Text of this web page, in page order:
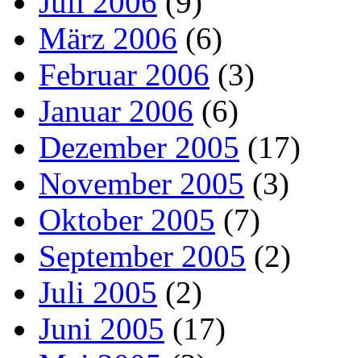
März 2006 (6)
Februar 2006 (3)
Januar 2006 (6)
Dezember 2005 (17)
November 2005 (3)
Oktober 2005 (7)
September 2005 (2)
Juli 2005 (2)
Juni 2005 (17)